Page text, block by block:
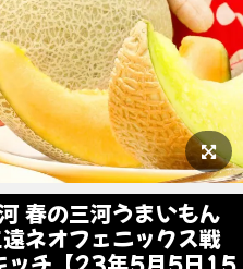
春の三河うまいもん
ネオフェニックス戦